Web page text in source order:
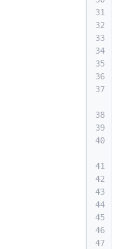
31
32
33
34
35
36
37
38
39
40
41
42
43
44
45
46
47